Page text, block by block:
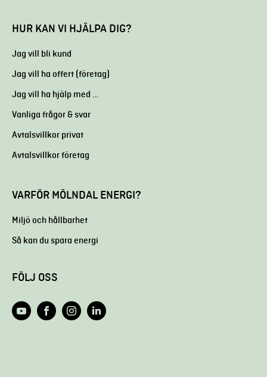
HUR KAN VI HJÄLPA DIG?
Jag vill bli kund
Jag vill ha offert (företag)
Jag vill ha hjälp med …
Vanliga frågor & svar
Avtalsvillkor privat
Avtalsvillkor företag
VARFÖR MÖLNDAL ENERGI?
Miljö och hållbarhet
Så kan du spara energi
FÖLJ OSS